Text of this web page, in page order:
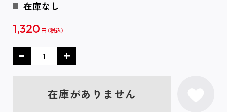
在庫なし
1,320 円
在庫がありません